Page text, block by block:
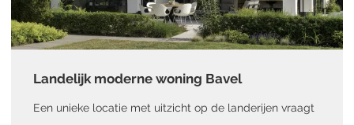
Landelijk moderne woning Bavel
Een unieke locatie met uitzicht op de landerijen vraagt